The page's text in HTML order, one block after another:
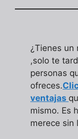
¿Tienes un
,solo te
personas
ofreces.
ventajas
mismo. Es
merece sin